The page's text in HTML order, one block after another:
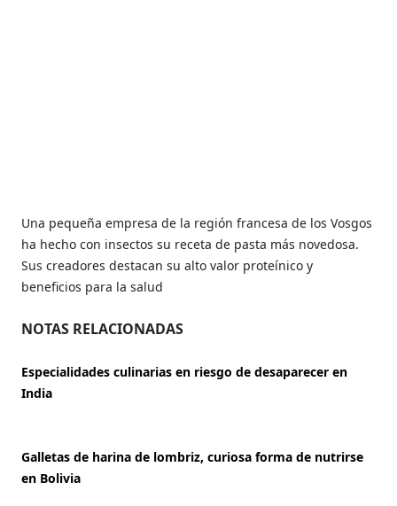
Una pequeña empresa de la región francesa de los Vosgos
ha hecho con insectos su receta de pasta más novedosa.
Sus creadores destacan su alto valor proteínico y
beneficios para la salud
NOTAS RELACIONADAS
Especialidades culinarias en riesgo de desaparecer en
India
Galletas de harina de lombriz, curiosa forma de nutrirse
en Bolivia